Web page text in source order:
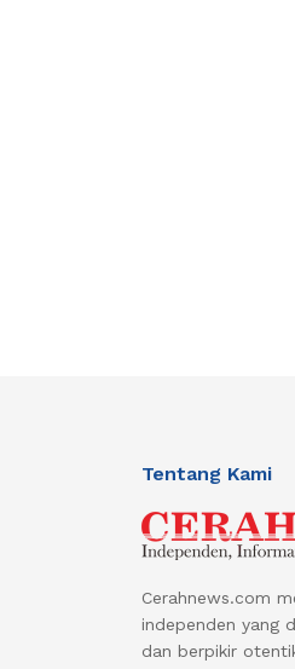
Tentang Kami
Cerahnews.com
independen yang
dan berpikir